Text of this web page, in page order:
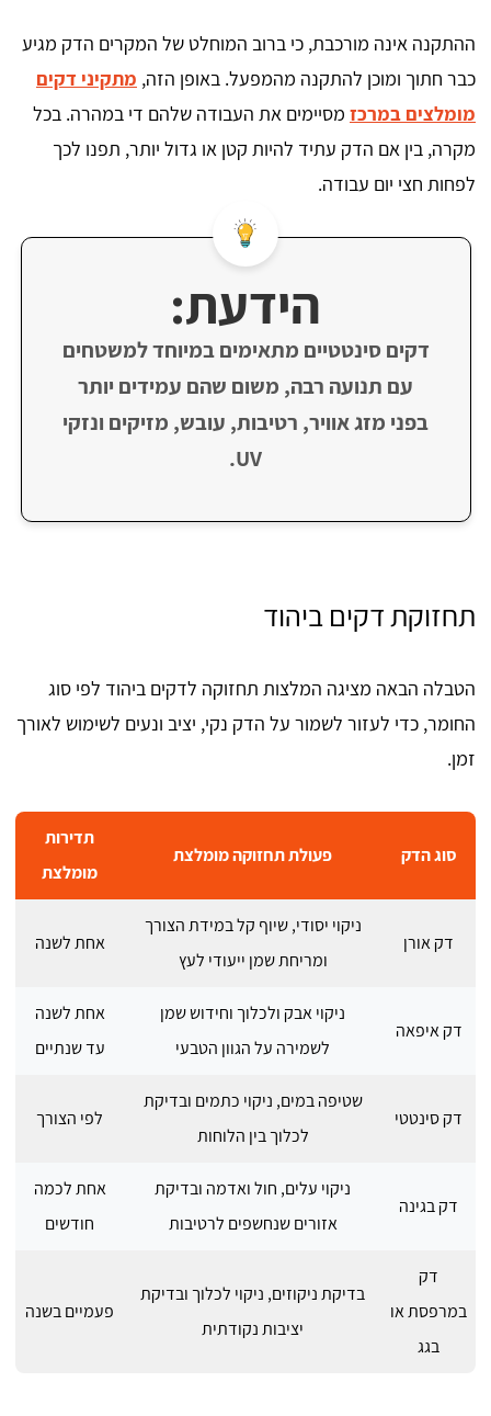
ההתקנה אינה מורכבת, כי ברוב המוחלט של המקרים הדק מגיע
כבר חתוך ומוכן להתקנה מהמפעל. באופן הזה, מתקיני דקים
מומלצים במרכז מסיימים את העבודה שלהם די במהרה. בכל
מקרה, בין אם הדק עתיד להיות קטן או גדול יותר, תפנו לכך
לפחות חצי יום עבודה.
הידעת:
דקים סינטטיים מתאימים במיוחד למשטחים
עם תנועה רבה, משום שהם עמידים יותר
בפני מזג אוויר, רטיבות, עובש, מזיקים ונזקי
UV.
תחזוקת דקים ביהוד
הטבלה הבאה מציגה המלצות תחזוקה לדקים ביהוד לפי סוג
החומר, כדי לעזור לשמור על הדק נקי, יציב ונעים לשימוש לאורך
זמן.
סוג הדק פעולת תחזוקה מומלצת
תדירות
מומלצת
דק אורן
ניקוי יסודי, שיוף קל במידת הצורך
ומריחת שמן ייעודי לעץ
אחת לשנה
דק איפאה
ניקוי אבק ולכלוך וחידוש שמן
לשמירה על הגוון הטבעי
אחת לשנה
עד שנתיים
דק סינטטי
שטיפה במים, ניקוי כתמים ובדיקת
לכלוך בין הלוחות
לפי הצורך
דק בגינה
ניקוי עלים, חול ואדמה ובדיקת
אזורים שנחשפים לרטיבות
אחת לכמה
חודשים
דק
במרפסת או
בגג
בדיקת ניקוזים, ניקוי לכלוך ובדיקת
יציבות נקודתית
פעמיים בשנה